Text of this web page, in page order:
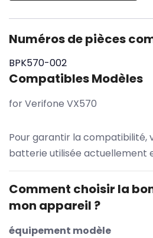
Numéros de pièces
BPK570-002
Compatibles Modèles
for Verifone VX570
Pour garantir la compatibilité,
batterie utilisée actuellement
Comment choisir la
mon appareil ?
équipement modèle